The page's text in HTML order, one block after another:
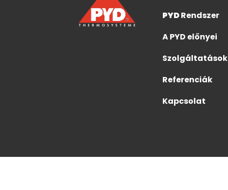
PYDRendszer
A PYD előnyei
Szolgáltatások
Referenciák
Kapcsolat